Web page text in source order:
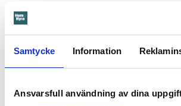
Samtycke Information
Ansvarsfull användning av dina
om att renovera hela lägenheten. Men
hyresgästen att både kök och badrum
skick, och att det inte fanns behov av
menar värden.